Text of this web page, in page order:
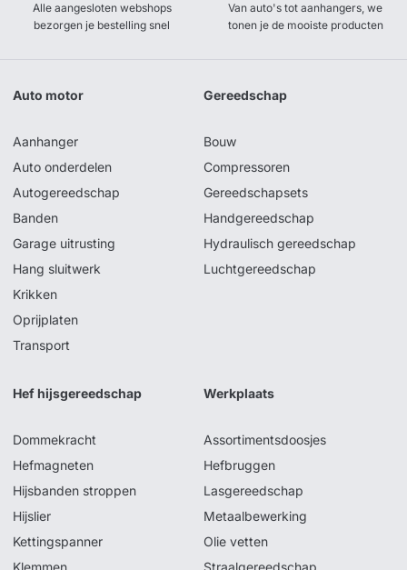
Alle aangesloten webshops
bezorgen je bestelling snel
Van auto's tot aanhangers, we
tonen je de mooiste producten
Auto motor
Aanhanger
Auto onderdelen
Autogereedschap
Banden
Garage uitrusting
Hang sluitwerk
Krikken
Oprijplaten
Transport
Gereedschap
Bouw
Compressoren
Gereedschapsets
Handgereedschap
Hydraulisch gereedschap
Luchtgereedschap
Hef hijsgereedschap
Dommekracht
Hefmagneten
Hijsbanden stroppen
Hijslier
Kettingspanner
Werkplaats
Assortimentsdoosjes
Hefbruggen
Lasgereedschap
Metaalbewerking
Olie vetten